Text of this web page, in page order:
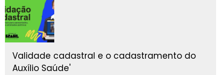
Validade cadastral e o cadastramento do
Auxílio Saúde'